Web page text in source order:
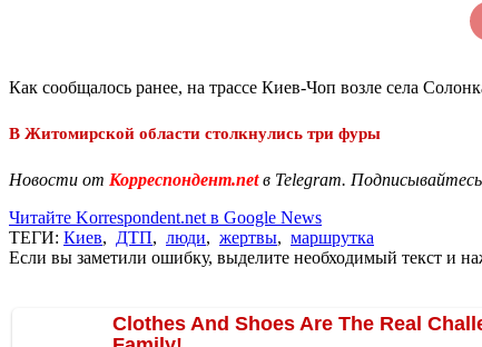
Как сообщалось ранее, на трассе Киев-Чоп возле села
В Житомирской области столкнулись три фуры
Новости от Корреспондент.netв Telegram.
Читайте Korrespondent.net в Google News
ТЕГИ: Киев, ДТП, люди, жертвы, маршрутка
Если вы заметили ошибку, выделите необходимый текст и